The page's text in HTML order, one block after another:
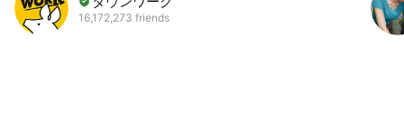
16,172,273 friends